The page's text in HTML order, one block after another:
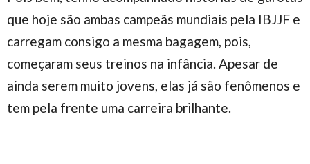
que hoje são ambas campeãs mundiais pela IBJJF e
carregam consigo a mesma bagagem, pois,
começaram seus treinos na infância. Apesar de
ainda serem muito jovens, elas já são fenômenos e
tem pela frente uma carreira brilhante.